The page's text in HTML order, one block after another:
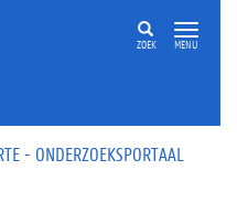
ZOEK MENU
- ONDERZOEKSPORTAAL